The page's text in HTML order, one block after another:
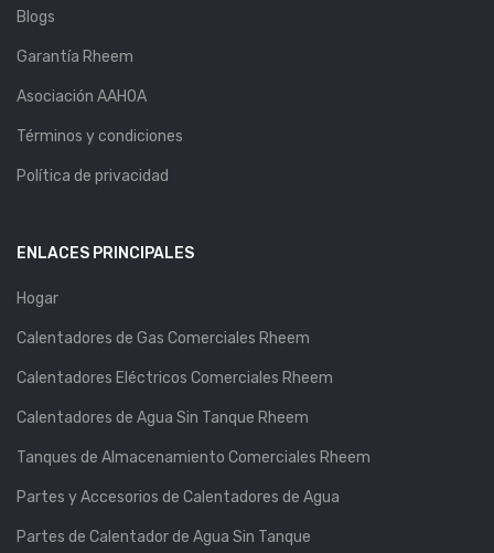
Blogs
Garantía Rheem
Asociación AAHOA
Términos y condiciones
Política de privacidad
ENLACES PRINCIPALES
Hogar
Calentadores de Gas Comerciales Rheem
Calentadores Eléctricos Comerciales Rheem
Calentadores de Agua Sin Tanque Rheem
Tanques de Almacenamiento Comerciales Rheem
Partes y Accesorios de Calentadores de Agua
Partes de Calentador de Agua Sin Tanque